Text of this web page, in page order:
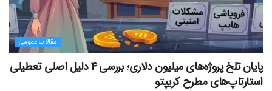
مقالات عمومی
پایان تلخ پروژه‌های میلیون دلاری؛ بررسی ۴ دلیل اصلی تعطیلی
استارتاپ‌های مطرح کریپتو